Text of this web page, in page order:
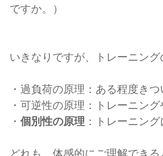
ですか。）
いきなりですが、トレーニン
・過負荷の原理：ある程度き
・可逆性の原理：トレーニン
・ 個別性の原理 ：トレーニン
どれも、体感的にご理解でき